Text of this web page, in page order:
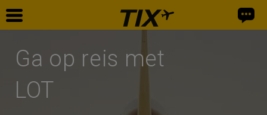
Vliegtickets
Ga op reis met
LOT